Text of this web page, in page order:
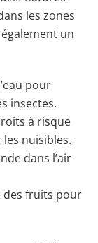
les zones
un
pour
insectes.
à risque
nuisibles.
dans l’air
des fruits pour